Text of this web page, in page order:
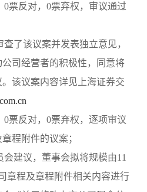
0票反对，0票弃权，审议通过
了该议案并发表独立意见，
司经营者的积极性，同意将
该议案内容详见上海证券交
0票反对，0票弃权，逐项审议
程附件的议案；
建议，董事会拟将规模由11
章程及章程附件相关内容进行